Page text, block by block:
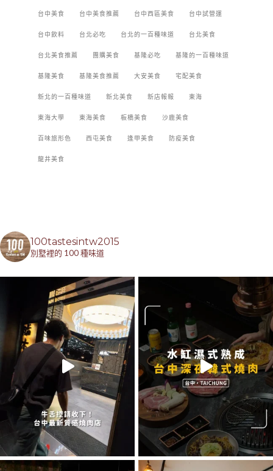
台中美食 台中美食推薦 台中西區美食 台中試營運
台中飲料 台北必吃 台北的一百種味道 台北美食
台北美食推薦 團購美食 基隆必吃 基隆的一百種味道
基隆美食 基隆美食推薦 大安美食 宅配美食
新北的一百種味道 新北美食 新店報報 東海
東海大學 東海美食 板橋美食 沙鹿美食
百味旅形色 西屯美食 逢甲美食 防疫美食
龍井美食
100tastesintw2015
別墅裡的 100 種味道